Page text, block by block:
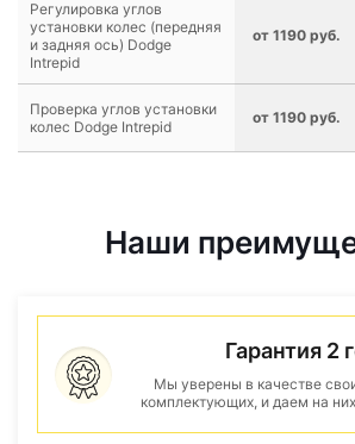
Регулировка углов
установки колес (передняя
и задняя ось) Dodge
Intrepid
от 1190 руб.
Проверка углов установки
колес Dodge Intrepid
от 1190 руб.
Наши
Гарантия 2
Мы уверены в качестве
комплектующих, и даем на